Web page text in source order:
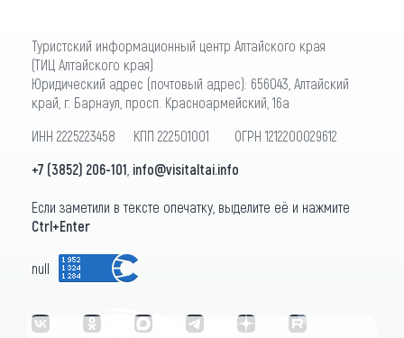
Туристский информационный центр Алтайского края
(ТИЦ Алтайского края)
Юридический адрес (почтовый адрес): 656043, Алтайский
край, г. Барнаул, просп. Красноармейский, 16а
ИНН 2225223458 КПП 222501001 ОГРН 1212200029612
+7 (3852) 206-101 info@visitaltai.info
Если заметили в тексте опечатку, выделите её и нажмите
Ctrl+Enter
null